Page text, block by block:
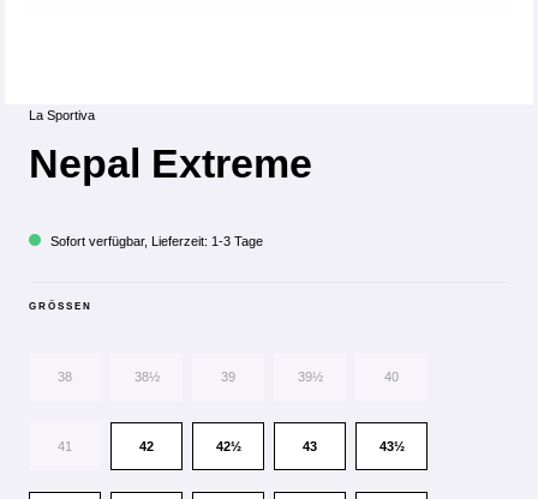
La Sportiva
Nepal Extreme
Sofort verfügbar, Lieferzeit: 1-3 Tage
GRÖSSEN
38 38½ 39 39½ 40
41 42 42½ 43 43½